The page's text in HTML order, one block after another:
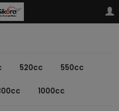
520cc 550cc
1000cc